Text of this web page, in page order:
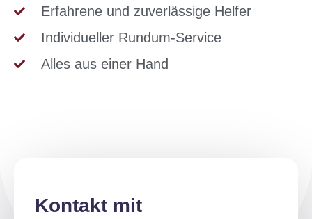
Erfahrene und zuverlässige Helfer
Individueller Rundum-Service
Alles aus einer Hand
Kontakt mit